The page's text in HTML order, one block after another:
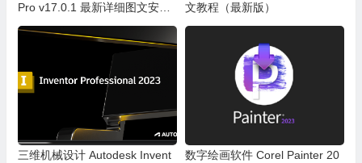
Pro v17.0.1 最新详细图文安装
教程
文教程（最新版）
三维机械设计 Autodesk Invent
数字绘画软件 Corel Painter 20